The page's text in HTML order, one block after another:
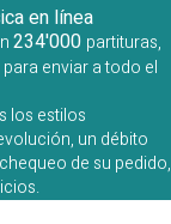
en línea
234'000 partituras,
para enviar a todo el
los estilos
un débito
de su pedido,